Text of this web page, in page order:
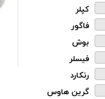
کپلر
فاگور
بوش
فیسلر
رنکارد
گرین هاوس